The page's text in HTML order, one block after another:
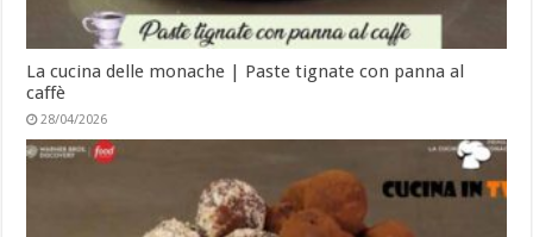
La cucina delle monache | Paste tignate con panna al
caffè
28/04/2026